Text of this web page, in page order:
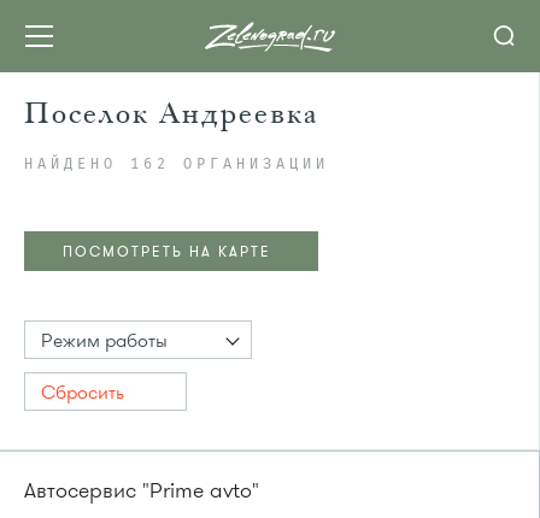
Поселок Андреевка
НАЙДЕНО 162 ОРГАНИЗАЦИИ
ПОСМОТРЕТЬ НА КАРТЕ
Режим работы
Сбросить
Автосервис "Prime avto"